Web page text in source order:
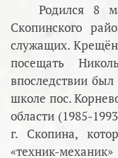
Родился 8
Скопинского
служащих. Крещён
посещать
впоследствии
школе пос.
области (1985-
г. Скопина,
«техник-